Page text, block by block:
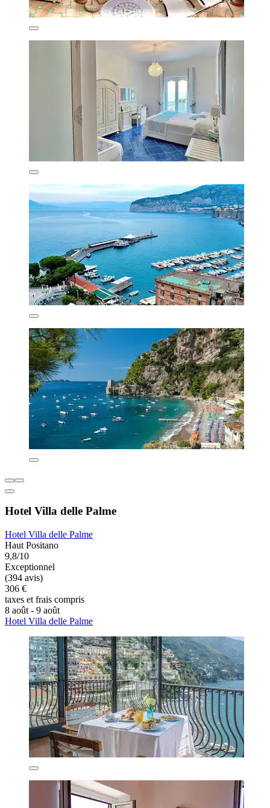
Hotel Villa delle Palme
Hotel Villa delle Palme
Haut Positano
9,8/10
Exceptionnel
(394 avis)
306 €
taxes et frais compris
8 août - 9 août
Hotel Villa delle Palme